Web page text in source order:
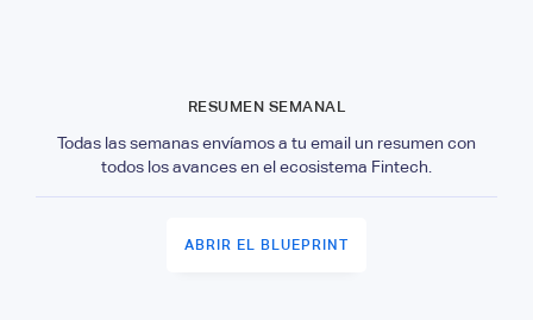
RESUMEN SEMANAL
Todas las semanas envíamos a tu email un resumen con
todos los avances en el ecosistema Fintech.
ABRIR EL BLUEPRINT